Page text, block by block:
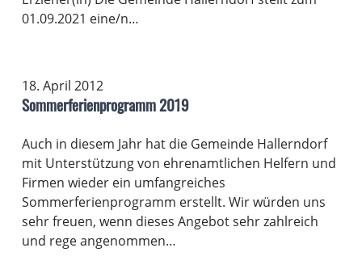
01.09.2021 eine/n…
18. April 2012
Sommerferienprogramm 2019
Auch in diesem Jahr hat die Gemeinde Hallerndorf
mit Unterstützung von ehrenamtlichen Helfern und
Firmen wieder ein umfangreiches
Sommerferienprogramm erstellt. Wir würden uns
sehr freuen, wenn dieses Angebot sehr zahlreich
und rege angenommen…